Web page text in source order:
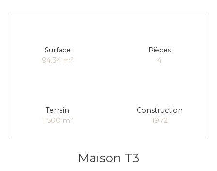
Surface
94.34 m²
Pièces
4
Terrain
1 500 m²
Construction
1972
Maison T3